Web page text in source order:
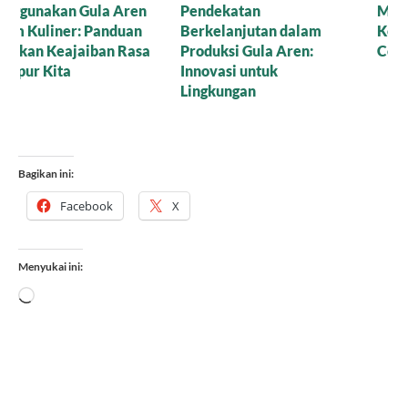
Menjejak Sejarah dan
Kearifan Lokal di Balik
Cetakan Gula Batok
Perbedaan Gula Aren
dan Gula Merah: Si Manis
Mana yang Paling Setia
Menemani Harimu?
Bagikan ini:
Menyukai ini:
Memuat...